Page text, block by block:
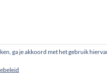
ga je akkoord met het gebruik